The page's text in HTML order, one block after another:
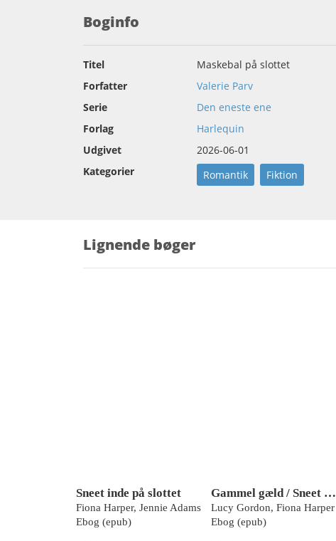
Boginfo
Titel
Maskebal på slottet
Forfatter
Valerie Parv
Serie
Den eneste ene
Forlag
Harlequin
Udgivet
2026-06-01
Kategorier
Romantik Fiktion
Lignende bøger
Sneet inde på slottet
Fiona Harper, Jennie Adams
Ebog (epub)
Gammel gæld / Sneet inde på slottet
Lucy Gordon, Fiona Harper
Ebog (epub)